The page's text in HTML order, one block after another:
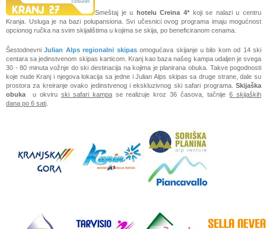
Smeštaj je u hotelu Creina 4* koji se nalazi u centru
Kranja. Usluga je na bazi polupansiona. Svi učesnici ovog programa imaju mogućnost
opcionog ručka na svim skijalištima u kojima se skija, po beneficiranom cenama.
ŠestodnevniJulian Alps regionalni skipasomogućava skijanje u bilo kom od 14 ski
centara sa jedinstvenom skipas karticom. Kranj kao baza našeg kampa udaljen je svega
30 - 80 minuta vožnje do ski destinacija na kojima je planirana obuka. Takve pogodnosti
koje nude Kranj i njegova lokacija sa jedne i Julian Alps skipas sa druge strane, dale su
prostora za kreiranje ovako jedinstvenog i ekskluzivnog ski safari programa.Skijaška
obuka
u okviru ski safari kampase realizuje kroz 36 časova, tačnije6 skijaških
dana po 6 sati